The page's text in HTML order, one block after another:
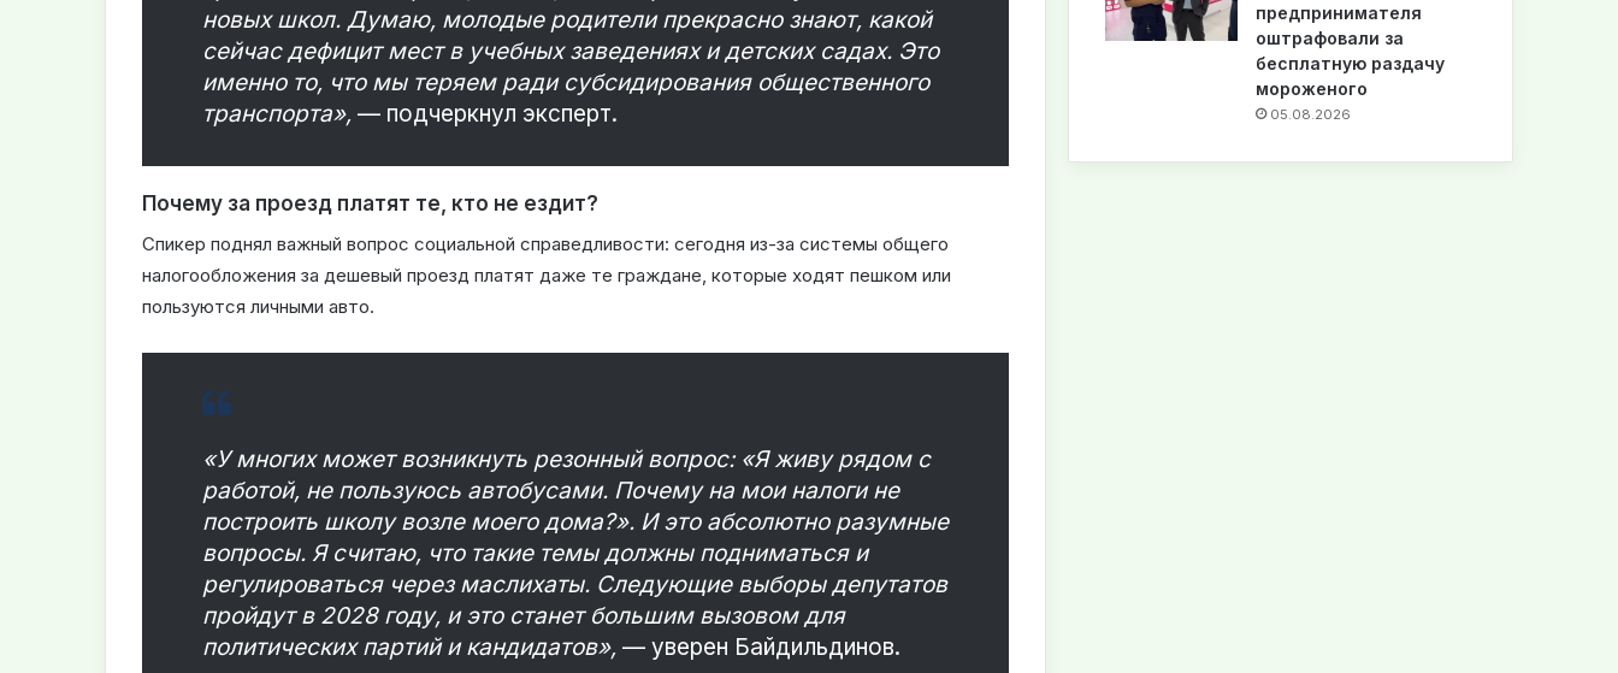
новых школ. Думаю, молодые родители прекрасно знают, какой
сейчас дефицит мест в учебных заведениях и детских садах. Это
именно то, что мы теряем ради субсидирования общественного
транспорта», — подчеркнул эксперт.
Почему за проезд платят те, кто не ездит?
Спикер поднял важный вопрос социальной справедливости: сегодня из-за системы общего
налогообложения за дешевый проезд платят даже те граждане, которые ходят пешком или
пользуются личными авто.
«У многих может возникнуть резонный вопрос: «Я живу рядом с
работой, не пользуюсь автобусами. Почему на мои налоги не
построить школу возле моего дома?». И это абсолютно разумные
вопросы. Я считаю, что такие темы должны подниматься и
регулироваться через маслихаты. Следующие выборы депутатов
пройдут в 2028 году, и это станет большим вызовом для
политических партий и кандидатов», — уверен Байдильдинов.
предпринимателя
оштрафовали за
бесплатную раздачу
мороженого
05.08.2026